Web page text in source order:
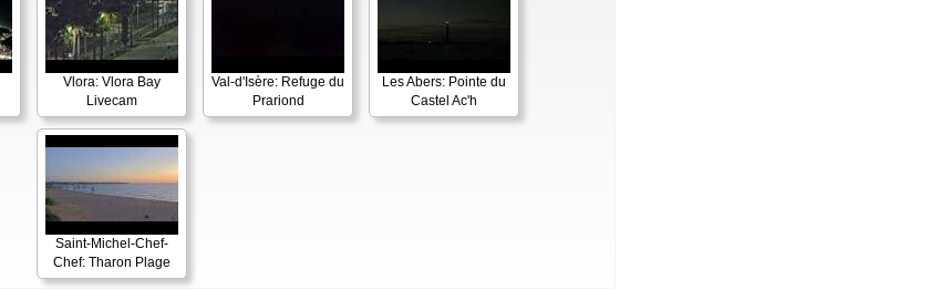
Vlora: Vlora Bay
Livecam
Val-d'Isère: Refuge du
Prariond
Les Abers: Pointe du
Castel Ac'h
Saint-Michel-Chef-
Chef: Tharon Plage